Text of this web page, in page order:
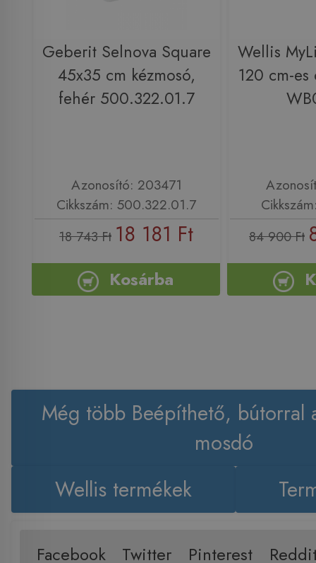
Geberit Selnova Square
45x35 cm kézmosó,
fehér 500.322.01.7
Azonosító: 203471
Cikkszám: 500.322.01.7
18 743 Ft 18 181 Ft
Kosárba
Wellis
120 cm-
84 900 Ft
Még több Beépíthető, bútorral
mosdó
Wellis termékek
Facebook Twitter Pinterest